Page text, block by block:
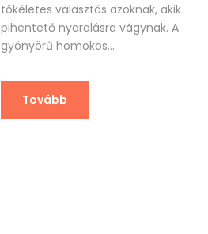
tökéletes választás azoknak, akik
pihentető nyaralásra vágynak. A
gyönyörű homokos...
Tovább